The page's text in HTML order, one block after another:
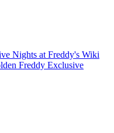
Nights at Freddy's Wiki
Freddy Exclusive